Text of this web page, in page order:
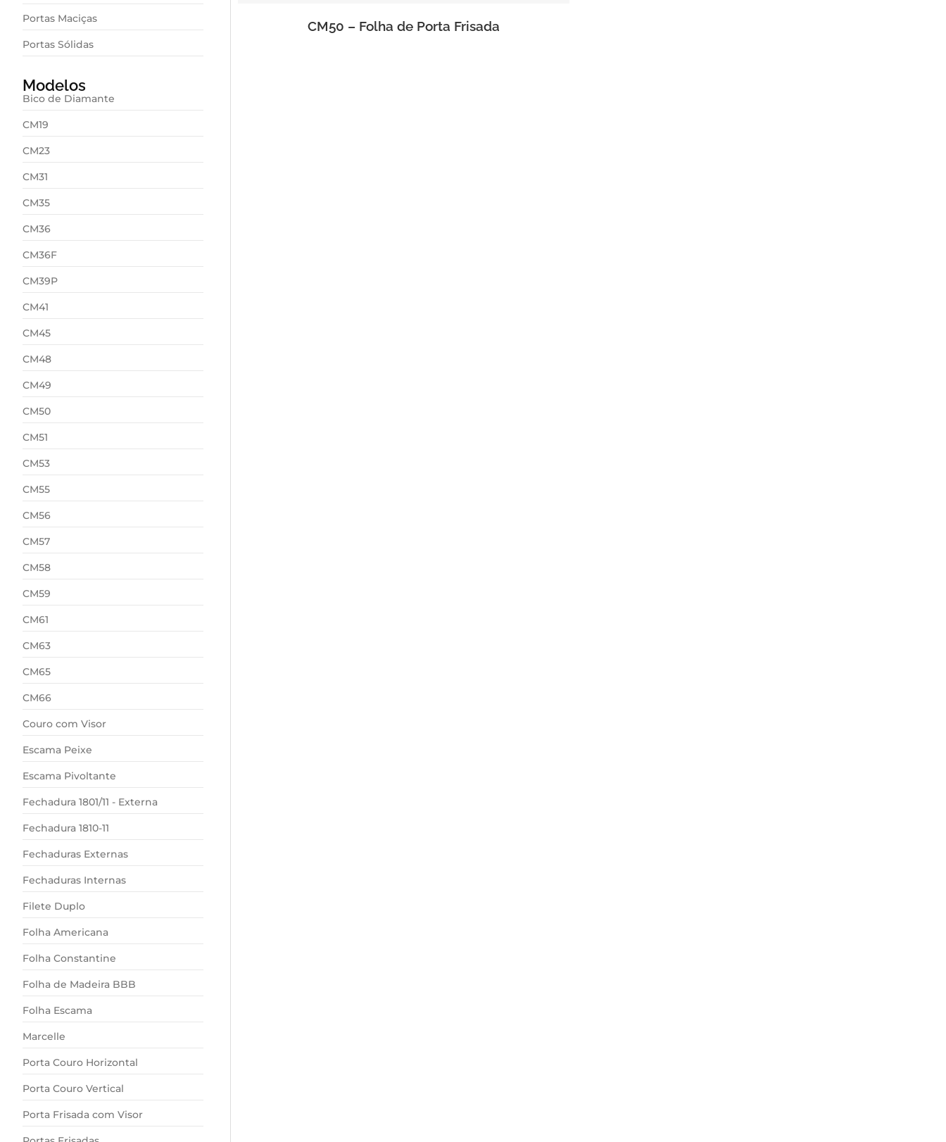
Portas Maciças
Portas Sólidas
Modelos
Bico de Diamante
CM19
CM23
CM31
CM35
CM36
CM36F
CM39P
CM41
CM45
CM48
CM49
CM50
CM51
CM53
CM55
CM56
CM57
CM58
CM59
CM61
CM63
CM65
CM66
Couro com Visor
Escama Peixe
Escama Pivoltante
Fechadura 1801/11 - Externa
Fechadura 1810-11
Fechaduras Externas
Fechaduras Internas
Filete Duplo
Folha Americana
Folha Constantine
Folha de Madeira BBB
Folha Escama
Marcelle
Porta Couro Horizontal
Porta Couro Vertical
Porta Frisada com Visor
CM50 – Folha de Porta Frisada